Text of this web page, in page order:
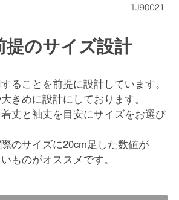
提のサイズ設計
ることを前提に設計しています。
きめに設計にしております。
丈と袖丈を目安にサイズをお選び
のサイズに20cm足した数値が
ものがオススメです。